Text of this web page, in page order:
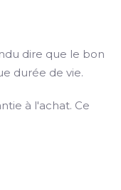
dire que le bon
durée de vie.
à l'achat. Ce